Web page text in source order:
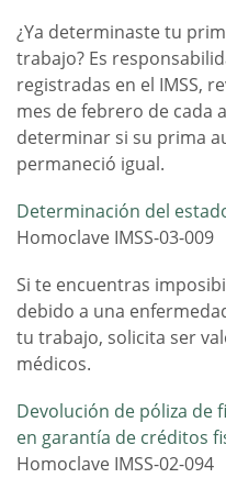
¿Ya determinaste tu
trabajo? Es
registradas en el IMSS,
mes de febrero de cada
determinar si su prima
permaneció igual.
Determinación del
Homoclave IMSS-03-009
Si te encuentras
debido a una
tu trabajo, solicita ser
médicos.
Devolución de póliza de
en garantía de créditos
Homoclave IMSS-02-094